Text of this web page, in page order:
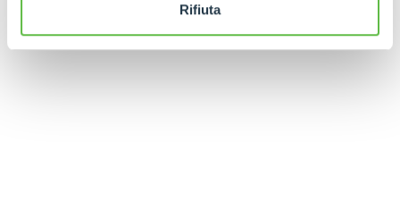
Rifiuta